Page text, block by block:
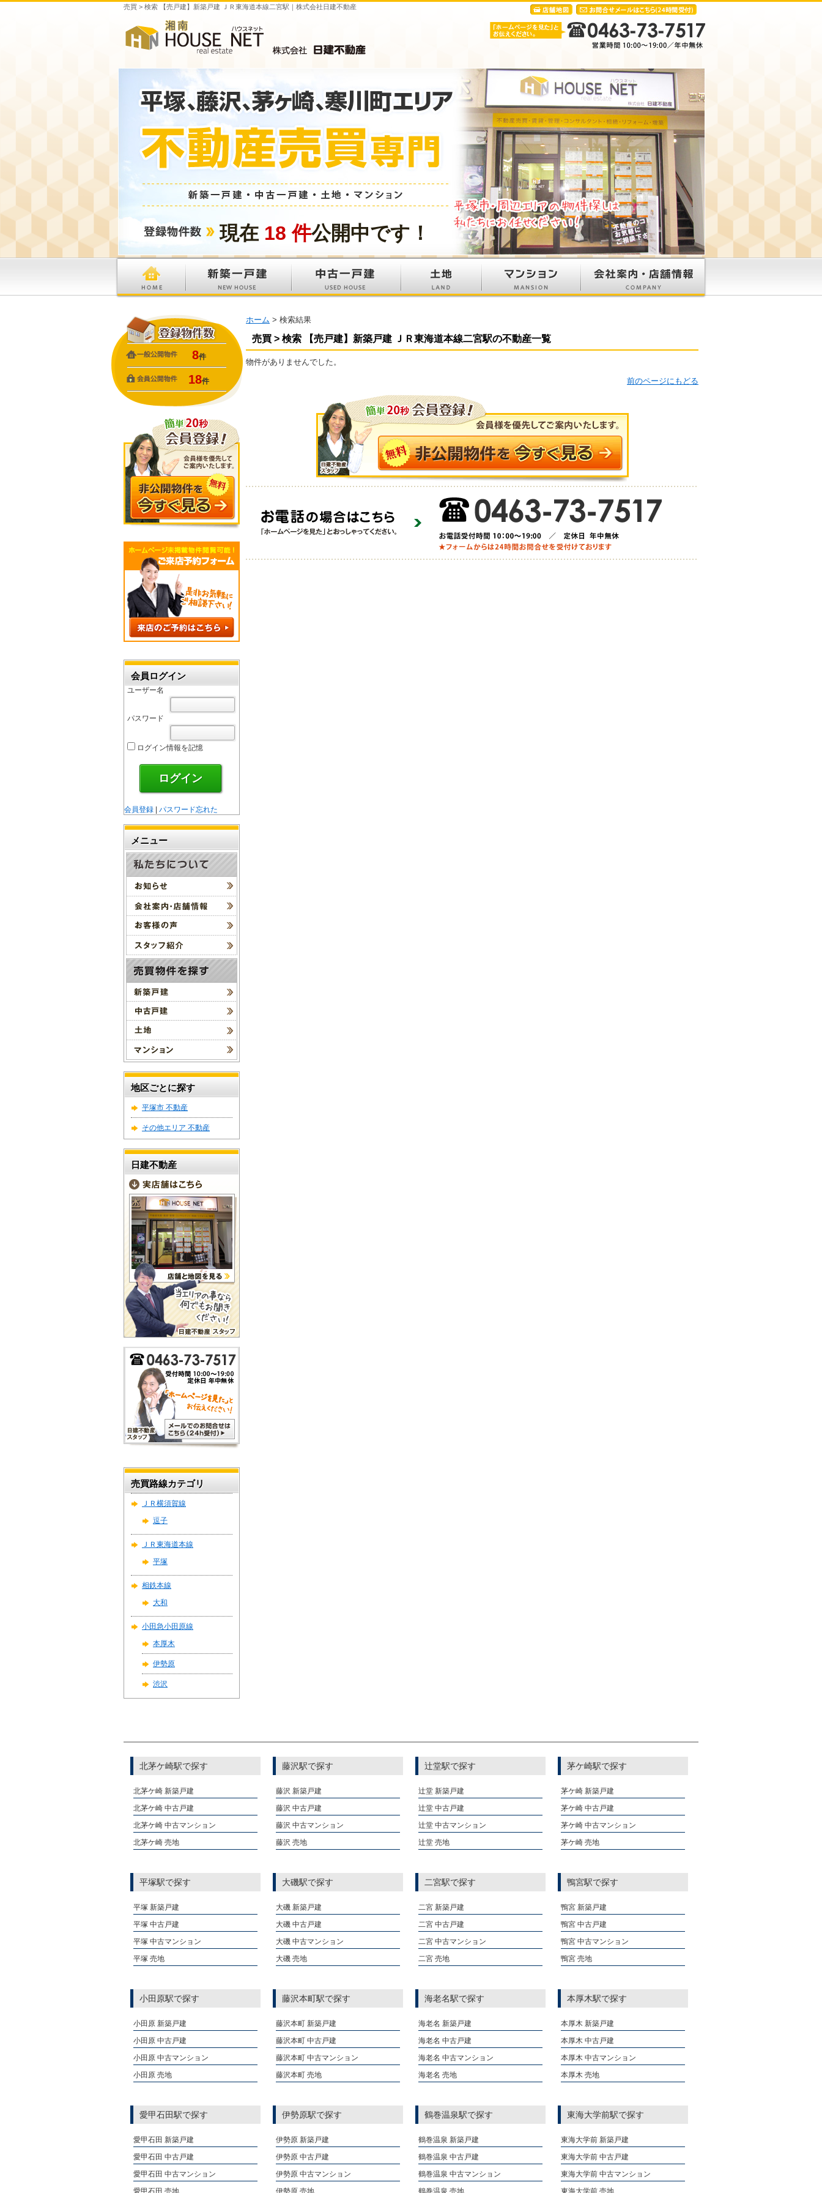
売買 > 検索 【売戸建】新築戸建 ＪＲ東海道本線二宮駅｜株式会社日建不動産
現在 18 件公開中です！
ホーム > 検索結果
売買 > 検索 【売戸建】新築戸建 ＪＲ東海道本線二宮駅の不動産一覧
物件がありませんでした。
前のページにもどる
8件
18件
会員ログイン
ユーザー名
パスワード
ログイン情報を記憶
会員登録 パスワード忘れた
メニュー
地区ごとに探す
平塚市 不動産
その他エリア 不動産
日建不動産
売買路線カテゴリ
ＪＲ横須賀線
逗子
ＪＲ東海道本線
平塚
相鉄本線
大和
小田急小田原線
本厚木
伊勢原
渋沢
北茅ケ崎駅で探す
北茅ケ崎 新築戸建
北茅ケ崎 中古戸建
北茅ケ崎 中古マンション
北茅ケ崎 売地
藤沢駅で探す
藤沢 新築戸建
藤沢 中古戸建
藤沢 中古マンション
藤沢 売地
辻堂駅で探す
辻堂 新築戸建
辻堂 中古戸建
辻堂 中古マンション
辻堂 売地
茅ケ崎駅で探す
茅ケ崎 新築戸建
茅ケ崎 中古戸建
茅ケ崎 中古マンション
茅ケ崎 売地
平塚駅で探す
平塚 新築戸建
平塚 中古戸建
平塚 中古マンション
平塚 売地
大磯駅で探す
大磯 新築戸建
大磯 中古戸建
大磯 中古マンション
大磯 売地
二宮駅で探す
二宮 新築戸建
二宮 中古戸建
二宮 中古マンション
二宮 売地
鴨宮駅で探す
鴨宮 新築戸建
鴨宮 中古戸建
鴨宮 中古マンション
鴨宮 売地
小田原駅で探す
小田原 新築戸建
小田原 中古戸建
小田原 中古マンション
小田原 売地
藤沢本町駅で探す
藤沢本町 新築戸建
藤沢本町 中古戸建
藤沢本町 中古マンション
藤沢本町 売地
海老名駅で探す
海老名 新築戸建
海老名 中古戸建
海老名 中古マンション
海老名 売地
本厚木駅で探す
本厚木 新築戸建
本厚木 中古戸建
本厚木 中古マンション
本厚木 売地
愛甲石田駅で探す
愛甲石田 新築戸建
愛甲石田 中古戸建
愛甲石田 中古マンション
愛甲石田 売地
伊勢原駅で探す
伊勢原 新築戸建
伊勢原 中古戸建
伊勢原 中古マンション
伊勢原 売地
鶴巻温泉駅で探す
鶴巻温泉 新築戸建
鶴巻温泉 中古戸建
鶴巻温泉 中古マンション
鶴巻温泉 売地
東海大学前駅で探す
東海大学前 新築戸建
東海大学前 中古戸建
東海大学前 中古マンション
東海大学前 売地